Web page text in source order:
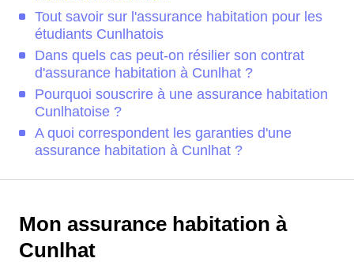
Tout savoir sur l'assurance habitation pour les
étudiants Cunlhatois
Dans quels cas peut-on résilier son contrat
d'assurance habitation à Cunlhat ?
Pourquoi souscrire à une assurance habitation
Cunlhatoise ?
A quoi correspondent les garanties d'une
assurance habitation à Cunlhat ?
Mon assurance habitation à
Cunlhat